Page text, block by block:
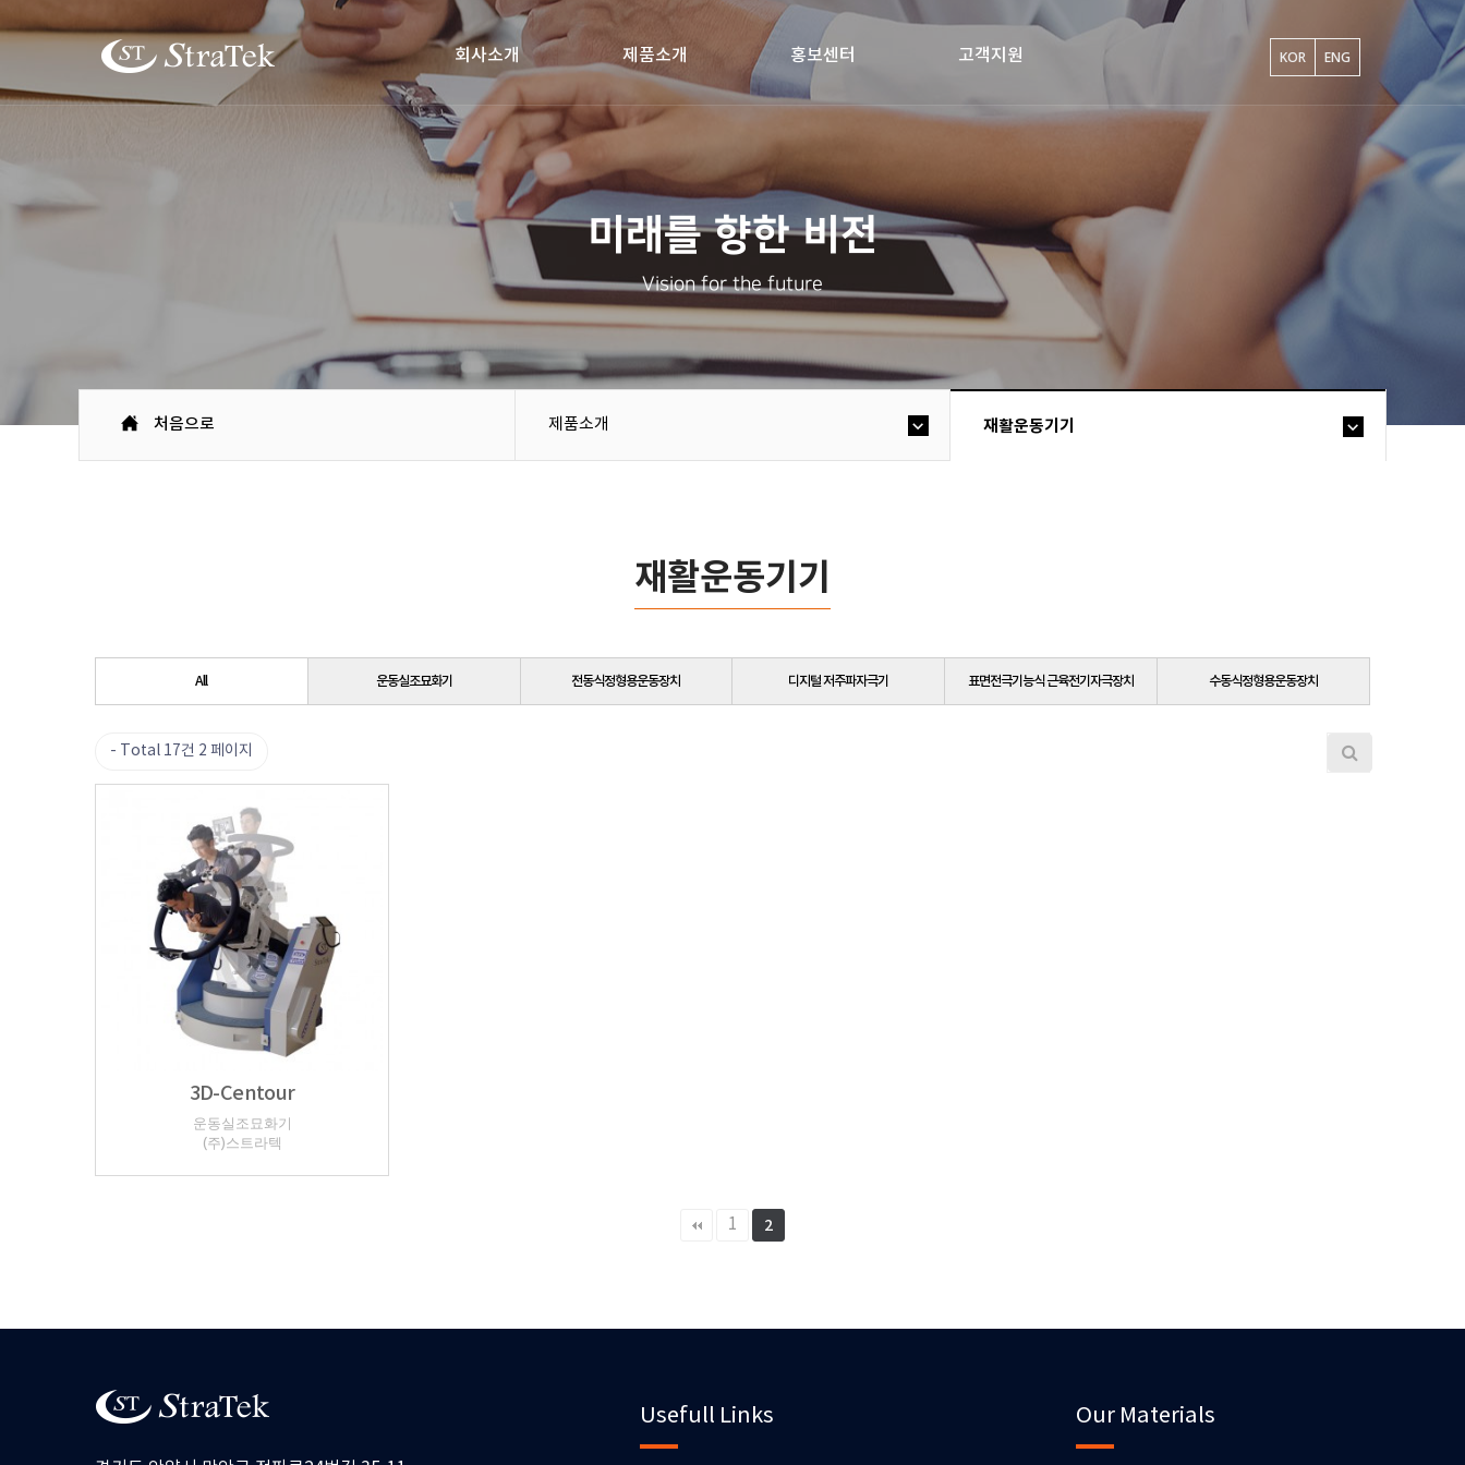
회사소개 제품소개 홍보센터 고객지원 KOR ENG
미래를 향한 비전
Vision for the future
처음으로 제품소개 재활운동기기
재활운동기기
All 운동실조묘화기 전동식정형용운동장치 디지털 저주파자극기 표면전극기능식 근육전기자극장치 수동식정형용운동장치
Total 17건 2 페이지
3D-Centour
운동실조묘화기
(주)스트라텍
1 2
Usefull Links Our Materials